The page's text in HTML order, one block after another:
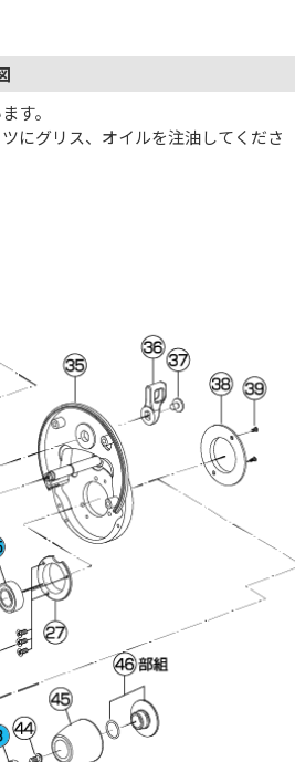
す。
にグリス、オイルを注油してくださ